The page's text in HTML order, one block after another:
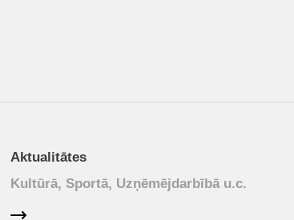
Aktualitātes
Kultūrā, Sportā, Uzņēmējdarbībā u.c.